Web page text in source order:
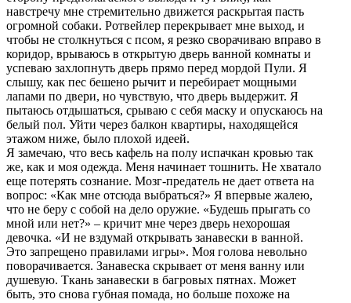
навстречу мне стремительно движется раскрытая пасть
огромной собаки. Ротвейлер перекрывает мне выход, и
чтобы не столкнуться с псом, я резко сворачиваю вправо в
коридор, врываюсь в открытую дверь ванной комнаты и
успеваю захлопнуть дверь прямо перед мордой Пули. Я
слышу, как пес бешено рычит и перебирает мощными
лапами по двери, но чувствую, что дверь выдержит. Я
пытаюсь отдышаться, срываю с себя маску и опускаюсь на
белый пол. Уйти через балкон квартиры, находящейся
этажом ниже, было плохой идеей.
Я замечаю, что весь кафель на полу испачкан кровью так
же, как и моя одежда. Меня начинает тошнить. Не хватало
еще потерять сознание. Мозг-предатель не дает ответа на
вопрос: «Как мне отсюда выбраться?» Я впервые жалею,
что не беру с собой на дело оружие. «Будешь прыгать со
мной или нет?» – кричит мне через дверь нехорошая
девочка. «И не вздумай открывать занавески в ванной.
Это запрещено правилами игры». Моя голова невольно
поворачивается. Занавеска скрывает от меня ванну или
душевую. Ткань занавески в багровых пятнах. Может
быть, это снова губная помада, но больше похоже на